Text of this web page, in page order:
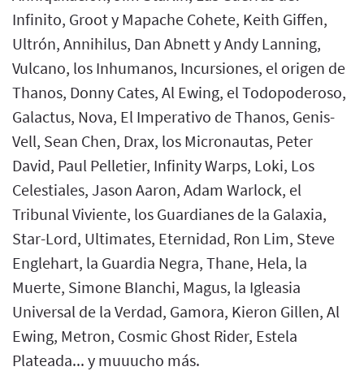
Infinito, Groot y Mapache Cohete, Keith Giffen,
Ultrón, Annihilus, Dan Abnett y Andy Lanning,
Vulcano, los Inhumanos, Incursiones, el origen de
Thanos, Donny Cates, Al Ewing, el Todopoderoso,
Galactus, Nova, El Imperativo de Thanos, Genis-
Vell, Sean Chen, Drax, los Micronautas, Peter
David, Paul Pelletier, Infinity Warps, Loki, Los
Celestiales, Jason Aaron, Adam Warlock, el
Tribunal Viviente, los Guardianes de la Galaxia,
Star-Lord, Ultimates, Eternidad, Ron Lim, Steve
Englehart, la Guardia Negra, Thane, Hela, la
Muerte, Simone BIanchi, Magus, la Igleasia
Universal de la Verdad, Gamora, Kieron Gillen, Al
Ewing, Metron, Cosmic Ghost Rider, Estela
Plateada... y muuucho más.